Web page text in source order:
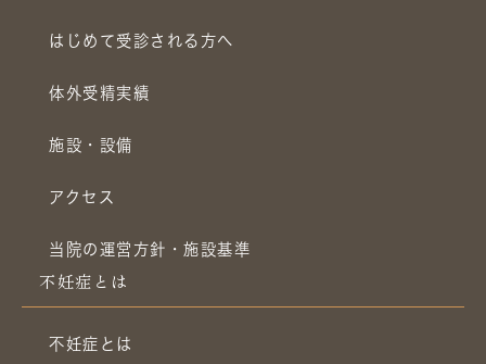
はじめて受診される方へ
体外受精実績
施設・設備
アクセス
当院の運営方針・施設基準
不妊症とは
不妊症とは